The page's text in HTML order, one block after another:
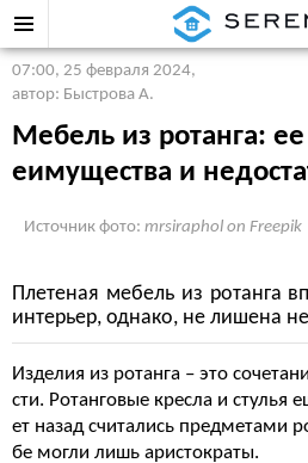
07:00, 25 февраля 2024,
автор: Быстрова А.
Мебель из ротанга:
еимущества и
Источник фото: mrsiraphol on Freepik
Плетеная мебель из ротанга
интерьер, однако, не лишена
Изделия из ротанга – это
сти. Ротанговые кресла и стулья
ет назад считались предметами
бе могли лишь аристократы.